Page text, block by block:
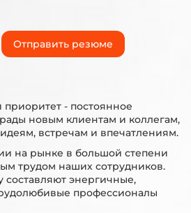
Отправить резюме
- постоянное
новым клиентам и коллегам,
встречам и впечатлениям.
на рынке в большой степени
трудом наших сотрудников.
составляют энергичные,
профессионалы